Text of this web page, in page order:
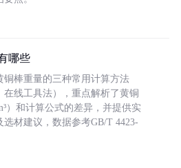
哪些
铜棒重量的三种常用计算方法
在线工具法），重点解析了黄铜
）和计算公式的差异，并提供实
材建议，数据参考GB/T 4423-